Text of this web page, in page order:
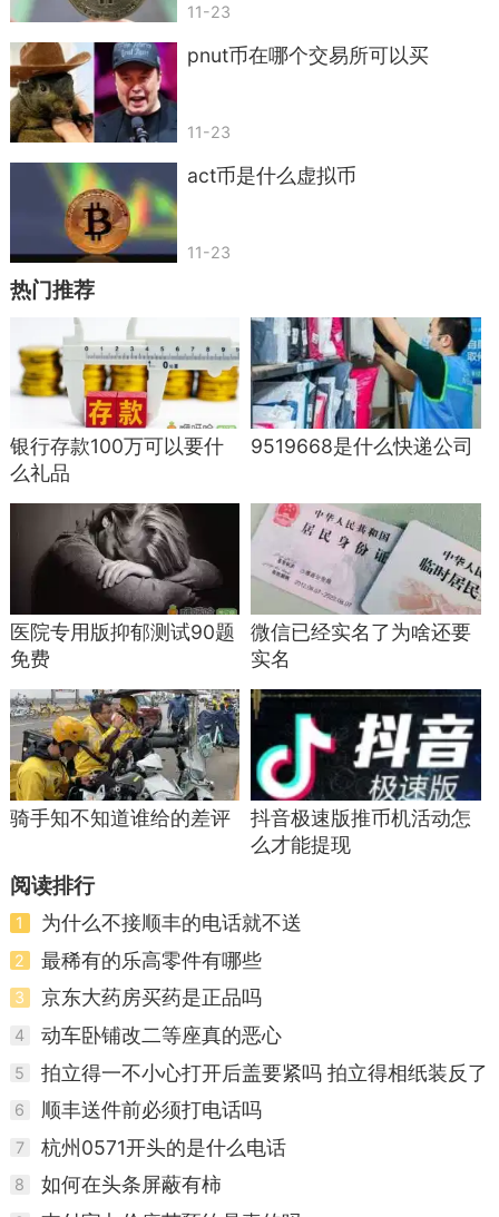
11-23
pnut币在哪个交易所可以买
11-23
act币是什么虚拟币
11-23
热门推荐
银行存款100万可以要什
么礼品
9519668是什么快递公司
医院专用版抑郁测试90题
免费
微信已经实名了为啥还要
实名
骑手知不知道谁给的差评
抖音极速版推币机活动怎
么才能提现
阅读排行
1 为什么不接顺丰的电话就不送
2 最稀有的乐高零件有哪些
3 京东大药房买药是正品吗
4 动车卧铺改二等座真的恶心
5
拍立得一不小心打开后盖要紧吗 拍立得相纸装反了
6 顺丰送件前必须打电话吗
7 杭州0571开头的是什么电话
8 如何在头条屏蔽有柿